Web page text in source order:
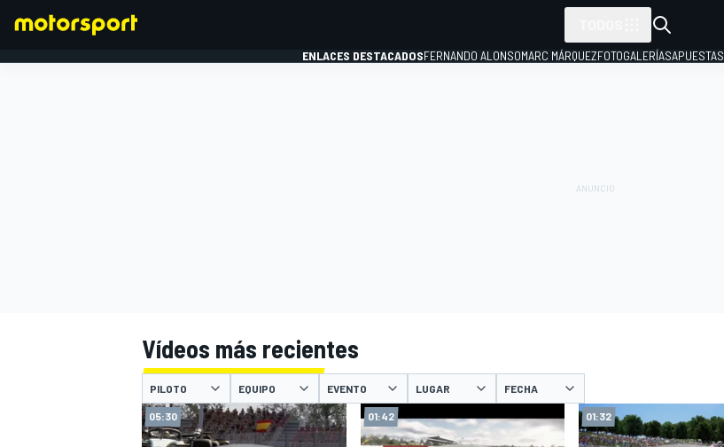
ENLACES DESTACADOSFERNANDO ALONSOMARC MÁRQUEZFOTOGALERÍASAPUESTAS
Vídeos más recientes
PILOTO EQUIPO EVENTO LUGAR FECHA
05:30 01:42 01:32